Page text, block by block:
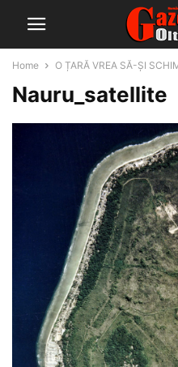
Home O ȚARĂ VREA SĂ-ȘI
Nauru_satellite